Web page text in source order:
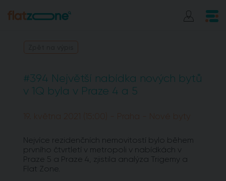
#394 Největší nabídka nových bytů
v 1Q byla v Praze 4 a 5
19. května 2021 (15:00) - Praha - Nové byty
Nejvíce rezidenčních nemovitostí bylo během
prvního čtvrtletí v metropoli v nabídkách v
Praze 5 a Praze 4, zjistila analýza Trigemy a
Flat Zone.